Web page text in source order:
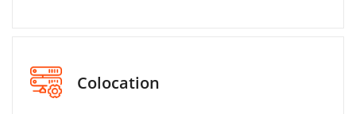
Colocation